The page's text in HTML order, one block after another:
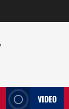
VIDEO